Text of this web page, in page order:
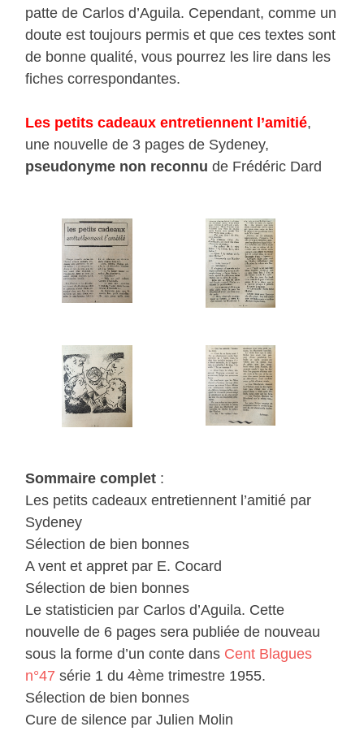
patte de Carlos d’Aguila. Cependant, comme un
doute est toujours permis et que ces textes sont
de bonne qualité, vous pourrez les lire dans les
fiches correspondantes.
Les petits cadeaux entretiennent l’amitié,
une nouvelle de 3 pages de Sydeney,
pseudonyme non reconnu de Frédéric Dard
Sommaire complet :
Les petits cadeaux entretiennent l’amitié par
Sydeney
Sélection de bien bonnes
A vent et appret par E. Cocard
Sélection de bien bonnes
Le statisticien par Carlos d’Aguila. Cette
nouvelle de 6 pages sera publiée de nouveau
sous la forme d’un conte dans Cent Blagues
n°47 série 1 du 4ème trimestre 1955.
Sélection de bien bonnes
Cure de silence par Julien Molin